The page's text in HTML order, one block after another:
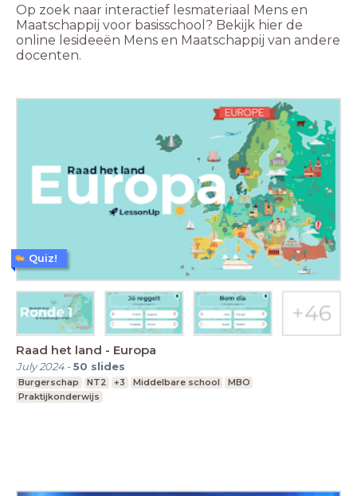
Op zoek naar interactief lesmateriaal Mens en
Maatschappij voor basisschool? Bekijk hier de
online lesideeën Mens en Maatschappij van andere
docenten.
Raad het land - Europa
July 2024-50 slides
Burgerschap NT2 +3 Middelbare school
MBO
Praktijkonderwijs
Quiz!